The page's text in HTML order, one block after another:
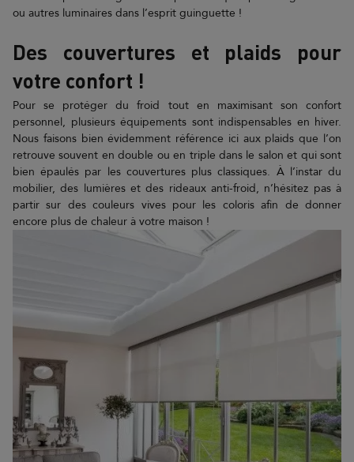
ou autres luminaires dans l’esprit guinguette !
Des couvertures et plaids pour
votre confort !
Pour se protéger du froid tout en maximisant son confort
personnel, plusieurs équipements sont indispensables en hiver.
Nous faisons bien évidemment référence ici aux plaids que l’on
retrouve souvent en double ou en triple dans le salon et qui sont
bien épaulés par les couvertures plus classiques. À l’instar du
mobilier, des lumières et des rideaux anti-froid, n’hésitez pas à
partir sur des couleurs vives pour les coloris afin de donner
encore plus de chaleur à votre maison !